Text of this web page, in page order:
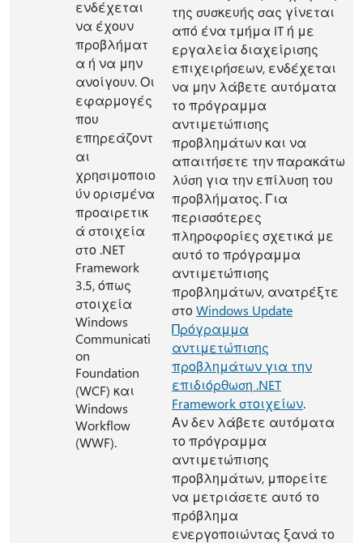
ενδέχεται
να έχουν
προβλήματ
α ή να μην
ανοίγουν. Οι
εφαρμογές
που
επηρεάζοντ
αι
χρησιμοποιο
ύν ορισμένα
προαιρετικ
ά στοιχεία
στο .NET
Framework
3.5, όπως
στοιχεία
Windows
Communicati
on
Foundation
(WCF) και
Windows
Workflow
(WWF).
της συσκευής σας γίνεται
από ένα τμήμα IT ή με
εργαλεία διαχείρισης
επιχειρήσεων, ενδέχεται
να μην λάβετε αυτόματα
το πρόγραμμα
αντιμετώπισης
προβλημάτων και να
απαιτήσετε την παρακάτω
λύση για την επίλυση του
προβλήματος. Για
περισσότερες
πληροφορίες σχετικά με
αυτό το πρόγραμμα
αντιμετώπισης
προβλημάτων, ανατρέξτε
στοWindows Update
Πρόγραμμα
αντιμετώπισης
προβλημάτων για την
επιδιόρθωση .NET
Framework στοιχείων.
Αν δεν λάβετε αυτόματα
το πρόγραμμα
αντιμετώπισης
προβλημάτων, μπορείτε
να μετριάσετε αυτό το
πρόβλημα
ενεργοποιώντας ξανά το